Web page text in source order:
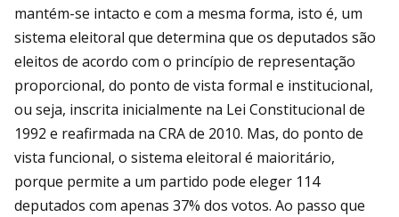
mantém-se intacto e com a mesma forma, isto é, um
sistema eleitoral que determina que os deputados são
eleitos de acordo com o princípio de representação
proporcional, do ponto de vista formal e institucional,
ou seja, inscrita inicialmente na Lei Constitucional de
1992 e reafirmada na CRA de 2010. Mas, do ponto de
vista funcional, o sistema eleitoral é maioritário,
porque permite a um partido pode eleger 114
deputados com apenas 37% dos votos. Ao passo que